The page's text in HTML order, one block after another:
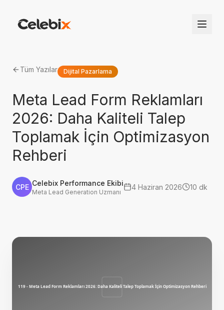
Tüm Yazılar Dijital Pazarlama
Meta Lead Form Reklamları
2026: Daha Kaliteli Talep
Toplamak İçin Optimizasyon
Rehberi
CPE Celebix Performance Ekibi
Meta Lead Generation Uzmanı
4 Haziran 2026 10 dk